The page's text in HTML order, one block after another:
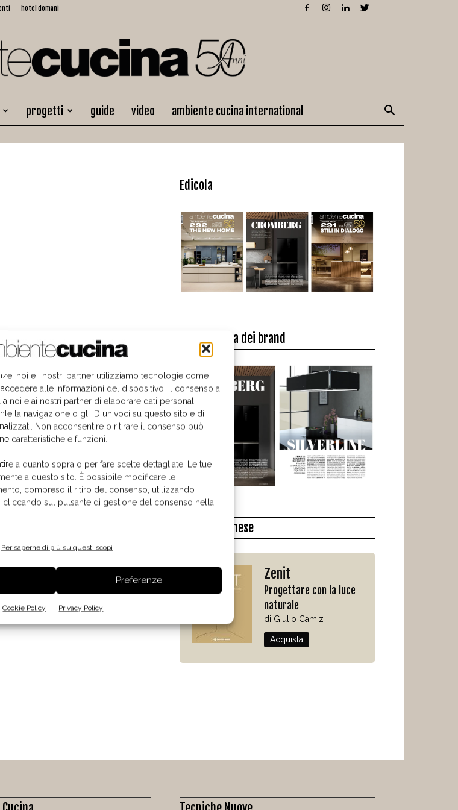
noi e i nostri partner utilizziamo tecnologie come i
alle informazioni del dispositivo. Il consenso a
noi e ai nostri partner di elaborare dati personali
la navigazione o gli ID univoci su questo sito e di
Non acconsentire o ritirare il consenso può
caratteristiche e funzioni.
a quanto sopra o per fare scelte dettagliate. Le tue
a questo sito. È possibile modificare le
compreso il ritiro del consenso, utilizzando i
sul pulsante di gestione del consenso nella
Per saperne di più su questi scopi
Preferenze
Cookie Policy Privacy Policy
hotel domani
Ambiente
progetti guide video ambiente cucina international
Edicola
La biblioteca dei brand
Il libro del mese
Zenit
Progettare con la luce
naturale
di Giulio Camiz
Acquista